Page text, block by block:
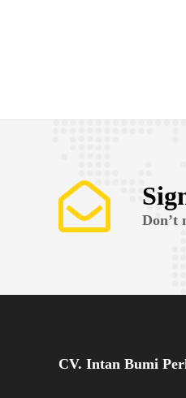
Don’t
CV. Intan Bumi